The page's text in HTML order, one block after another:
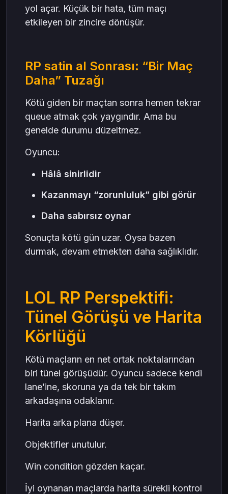
yol açar. Küçük bir hata, tüm maçı
etkileyen bir zincire dönüşür.
RP satin al Sonrası: “Bir Maç
Daha” Tuzağı
Kötü giden bir maçtan sonra hemen tekrar
queue atmak çok yaygındır. Ama bu
genelde durumu düzeltmez.
Oyuncu:
Hâlâ sinirlidir
Kazanmayı “zorunluluk” gibi görür
Daha sabırsız oynar
Sonuçta kötü gün uzar. Oysa bazen
durmak, devam etmekten daha sağlıklıdır.
LOL RP Perspektifi:
Tünel Görüşü ve Harita
Körlüğü
Kötü maçların en net ortak noktalarından
biri tünel görüşüdür. Oyuncu sadece kendi
lane’ine, skoruna ya da tek bir takım
arkadaşına odaklanır.
Harita arka plana düşer.
Objektifler unutulur.
Win condition gözden kaçar.
İyi oynanan maçlarda harita sürekli kontrol